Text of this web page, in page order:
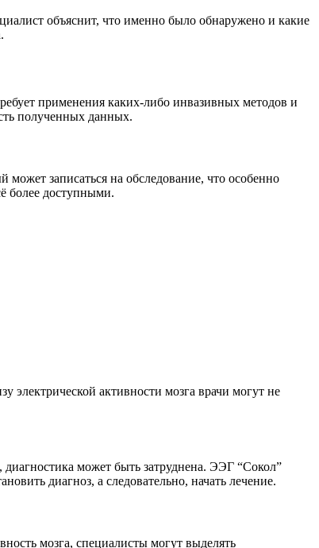
объяснит, что именно было обнаружено и какие
применения каких-либо инвазивных методов и
полученных данных.
записаться на обследование, что особенно
более доступными.
электрической активности мозга врачи могут не
может быть затруднена. ЭЭГ “Сокол”
диагноз, а следовательно, начать лечение.
мозга, специалисты могут выделять